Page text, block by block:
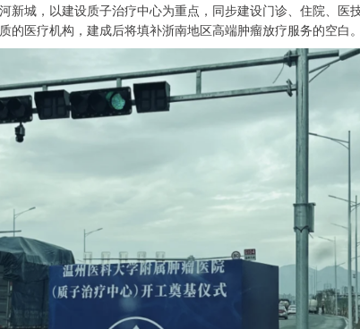
新城，以建设质子治疗中心为重点，同步建设门诊、住院、医
的医疗机构，建成后将填补浙南地区高端肿瘤放疗服务的空白。